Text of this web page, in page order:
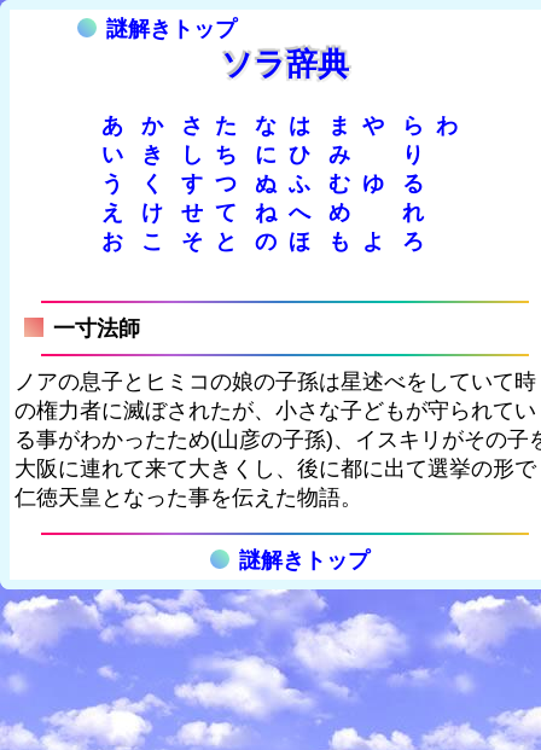
謎解きトップ
ソラ辞典
あ か さ た な は ま や ら わ
い
き し ち に ひ み
り
う
く す つ ぬ ふ む ゆ
る
え
け せ て ね へ め
れ
お
こ そ と の ほ も よ ろ
一寸法師
ノアの息子とヒミコの娘の子孫は星述べをしていて時
の権力者に滅ぼされたが、小さな子どもが守られてい
る事がわかったため(山彦の子孫)、イスキリがその子
大阪に連れて来て大きくし、後に都に出て選挙の形で
仁徳天皇となった事を伝えた物語。
謎解きトップ